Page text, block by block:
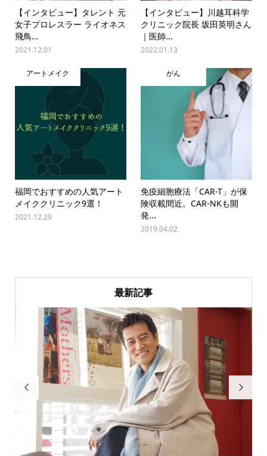
【インタビュー】タレント 元
女子プロレスラー ライオネス
飛鳥...
2021.12.01
【インタビュー】川越耳科学
クリニック院長 坂田英明さん
｜医師...
2022.01.13
アートメイク
福岡でおすすめの人気アート
メイククリニック9選！
2021.12.29
がん
免疫細胞療法「CAR-T」が保
険収載間近。CAR-NKも開
発...
2019.04.02
最新記事
 